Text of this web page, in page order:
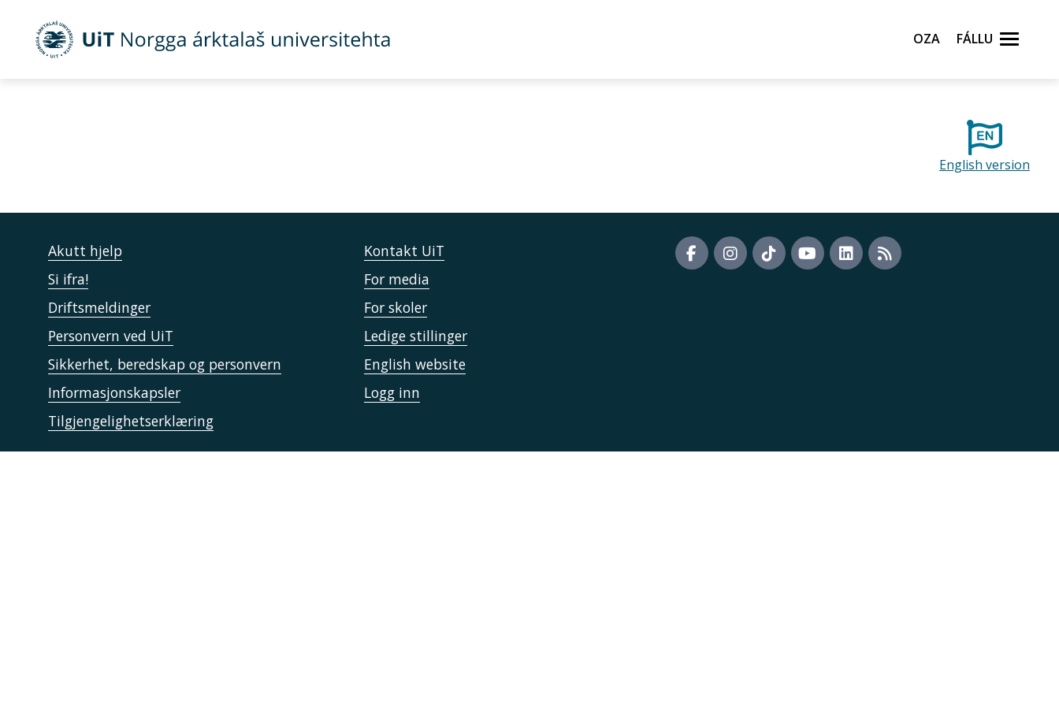
Gå til hovedinnhold
Oza
Fállu
English version
Akutt hjelp
Si ifra!
Driftsmeldinger
Personvern ved UiT
Sikkerhet, beredskap og personvern
Informasjonskapsler
Tilgjengelighetserklæring
Kontakt UiT
For media
For skoler
Ledige stillinger
English website
Logg inn